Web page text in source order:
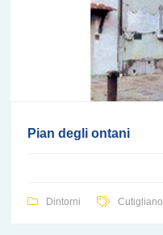
Pian degli ontani
Dintorni Cutigliano